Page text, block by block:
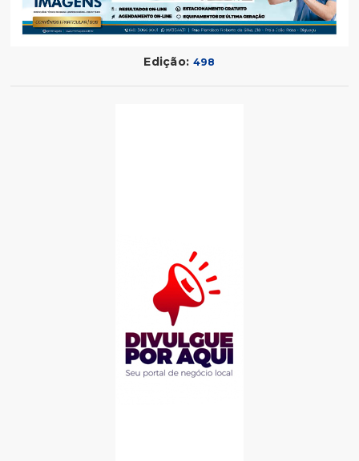
Edição: 498